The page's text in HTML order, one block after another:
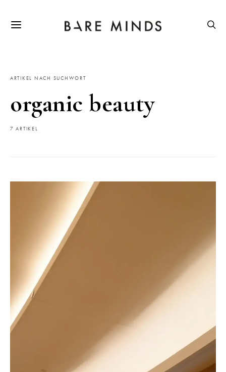
ARTIKEL NACH SUCHWORT
organic beauty
7 ARTIKEL